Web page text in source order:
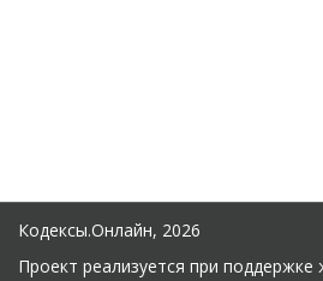
Кодексы.Онлайн, 2026
Проект реализуется при поддержке